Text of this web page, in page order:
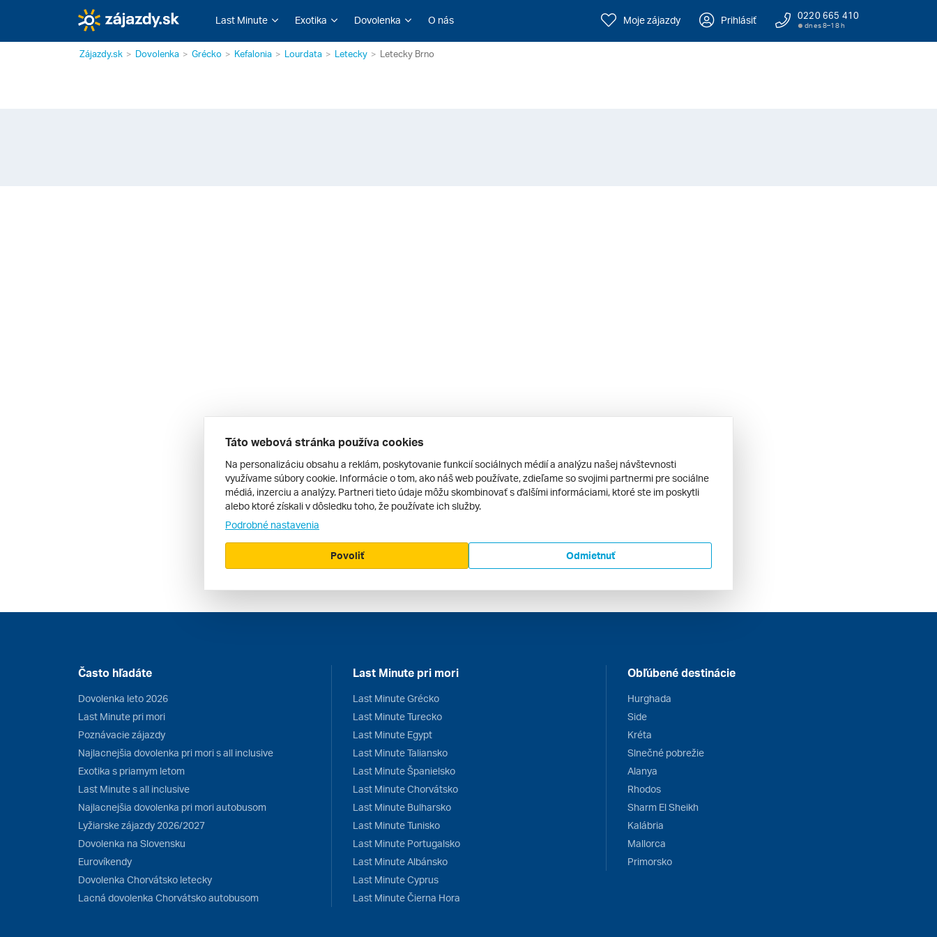
Last Minute Exotika Dovolenka O nás Moje zájazdy Prihlásiť 0220 665 410
dnes 8–18 h
Zájazdy.sk Dovolenka Grécko Kefalonia Lourdata Letecky Letecky Brno
Často hľadáte
Dovolenka leto 2026
Last Minute pri mori
Poznávacie zájazdy
Najlacnejšia dovolenka pri mori s all inclusive
Exotika s priamym letom
Last Minute s all inclusive
Najlacnejšia dovolenka pri mori autobusom
Lyžiarske zájazdy 2026/2027
Dovolenka na Slovensku
Eurovíkendy
Dovolenka Chorvátsko letecky
Lacná dovolenka Chorvátsko autobusom
Last Minute pri mori
Last Minute Grécko
Last Minute Turecko
Last Minute Egypt
Last Minute Taliansko
Last Minute Španielsko
Last Minute Chorvátsko
Last Minute Bulharsko
Last Minute Tunisko
Last Minute Portugalsko
Last Minute Albánsko
Last Minute Cyprus
Last Minute Čierna Hora
Obľúbené destinácie
Hurghada
Side
Kréta
Slnečné pobrežie
Alanya
Rhodos
Sharm El Sheikh
Kalábria
Mallorca
Primorsko
Táto webová stránka používa cookies
Na personalizáciu obsahu a reklám, poskytovanie funkcií sociálnych médií a analýzu našej návštevnosti
využívame súbory cookie. Informácie o tom, ako náš web používate, zdieľame so svojimi partnermi pre sociálne
médiá, inzerciu a analýzy. Partneri tieto údaje môžu skombinovať s ďalšími informáciami, ktoré ste im poskytli
alebo ktoré získali v dôsledku toho, že používate ich služby.
Podrobné nastavenia
Odmietnuť
Povoliť